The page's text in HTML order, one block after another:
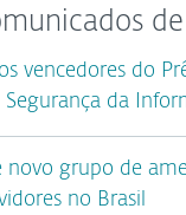
vencedores do
da
novo grupo de
no Brasil